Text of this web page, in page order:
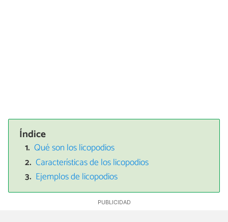
Índice
Qué son los licopodios
Características de los licopodios
Ejemplos de licopodios